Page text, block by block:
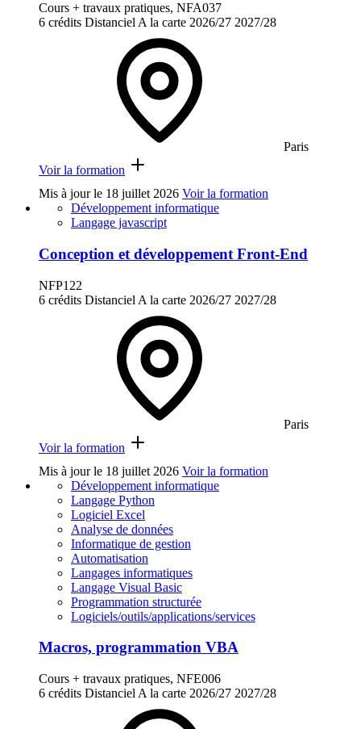
Cours + travaux pratiques, NFA037
6 crédits Distanciel A la carte 2026/27 2027/28
Paris
Voir la formation
Mis à jour le 18 juillet 2026 Voir la formation
Développement informatique
Langage javascript
Conception et développement Front-End
NFP122
6 crédits Distanciel A la carte 2026/27 2027/28
Paris
Voir la formation
Mis à jour le 18 juillet 2026 Voir la formation
Développement informatique
Langage Python
Logiciel Excel
Analyse de données
Informatique de gestion
Automatisation
Langages informatiques
Langage Visual Basic
Programmation structurée
Logiciels/outils/applications/services
Macros, programmation VBA
Cours + travaux pratiques, NFE006
6 crédits Distanciel A la carte 2026/27 2027/28